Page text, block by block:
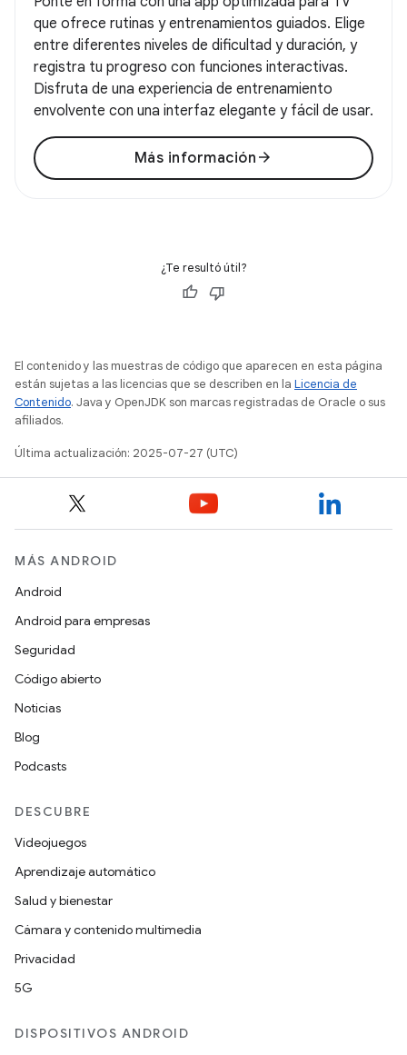
que ofrece rutinas y entrenamientos guiados. Elige
entre diferentes niveles de dificultad y duración, y
registra tu progreso con funciones interactivas.
Disfruta de una experiencia de entrenamiento
envolvente con una interfaz elegante y fácil de usar.
Más información arrow_forward
¿Te resultó útil?
El contenido y las muestras de código que aparecen en esta página
están sujetas a las licencias que se describen en la Licencia de
Contenido. Java y OpenJDK son marcas registradas de Oracle o sus
afiliados.
Última actualización: 2025-07-27 (UTC)
MÁS ANDROID
Android
Android para empresas
Seguridad
Código abierto
Noticias
Blog
Podcasts
DESCUBRE
Videojuegos
Aprendizaje automático
Salud y bienestar
Cámara y contenido multimedia
Privacidad
5G
DISPOSITIVOS ANDROID